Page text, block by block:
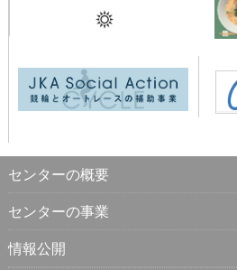
センターの概要
センターの事業
情報公開